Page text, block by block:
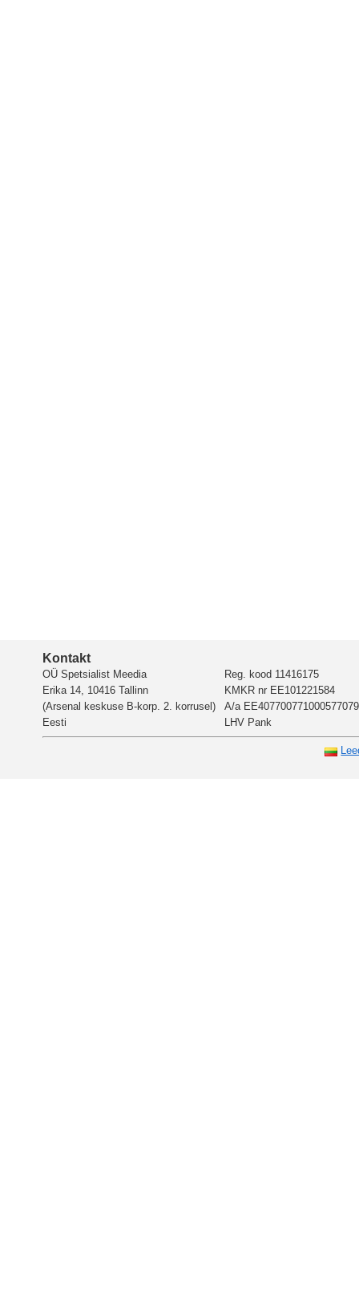
Kontakt
OÜ Spetsialist Meedia
Erika 14, 10416 Tallinn
(Arsenal keskuse B-korp. 2. korrusel)
Eesti
Reg. kood 11416175
KMKR nr EE101221584
A/a EE407700771000577079
LHV Pank